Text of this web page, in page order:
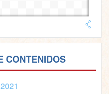
CONTENIDOS